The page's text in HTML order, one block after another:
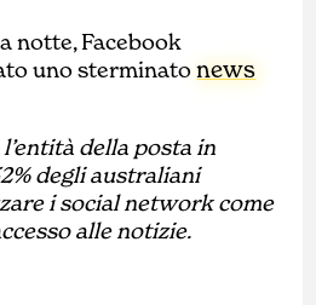
notte, Facebook
uno sterminatonews
della posta in
degli australiani
i social network come
alle notizie.